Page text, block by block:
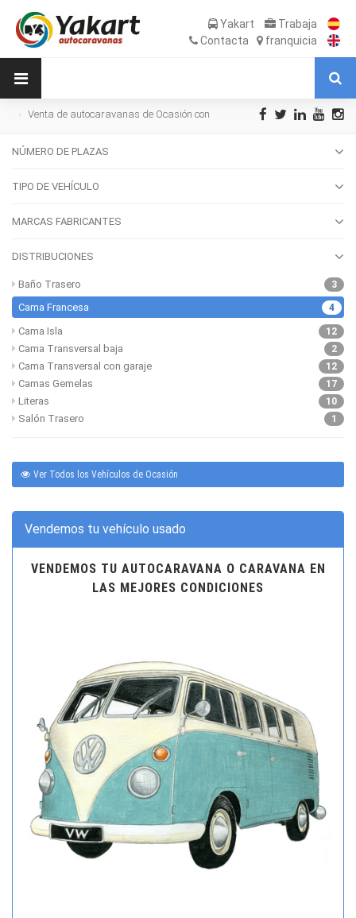
Yakart
Trabaja
Contacta
franquicia
Venta de autocaravanas de Ocasión con
NÚMERO DE PLAZAS
TIPO DE VEHÍCULO
MARCAS FABRICANTES
DISTRIBUCIONES
3
Baño Trasero
4
Cama Francesa
12
Cama Isla
2
Cama Transversal baja
12
Cama Transversal con garaje
17
Camas Gemelas
10
Literas
1
Salón Trasero
Ver Todos los Vehículos de Ocasión
Vendemos tu vehículo usado
VENDEMOS TU AUTOCARAVANA O CARAVANA EN
LAS MEJORES CONDICIONES